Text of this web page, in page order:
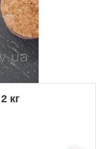
кг